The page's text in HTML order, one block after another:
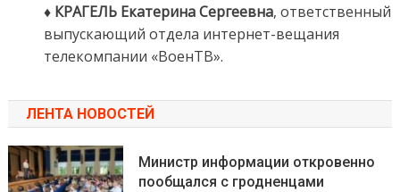
♦ КРАГЕЛЬ Екатерина Сергеевна, ответственный
выпускающий отдела интернет-вещания
телекомпании «ВоенТВ».
ЛЕНТА НОВОСТЕЙ
Министр информации откровенно
пообщался с гродненцами